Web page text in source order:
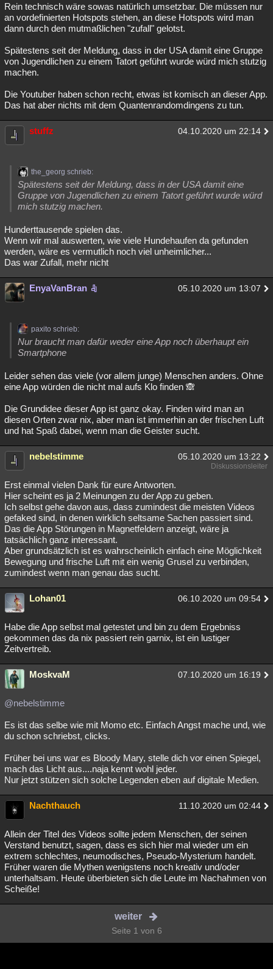
Rein technisch wäre sowas natürlich umsetzbar. Die müssen nur
an vordefinierten Hotspots stehen, an diese Hotspots wird man
dann durch den mutmaßlichen "zufall" gelotst.
Spätestens seit der Meldung, dass in der USA damit eine Gruppe
von Jugendlichen zu einem Tatort geführt wurde würd mich stutzig
machen.
Die Youtuber haben schon recht, etwas ist komisch an dieser App.
Das hat aber nichts mit dem Quantenrandomdingens zu tun.
stuffz 04.10.2020 um 22:14
the_georg schrieb:
Spätestens seit der Meldung, dass in der USA damit eine
Gruppe von Jugendlichen zu einem Tatort geführt wurde würd
mich stutzig machen.
Hunderttausende spielen das.
Wenn wir mal auswerten, wie viele Hundehaufen da gefunden
werden, wäre es vermutlich noch viel unheimlicher...
Das war Zufall, mehr nicht
EnyaVanBran 05.10.2020 um 13:07
paxito schrieb:
Nur braucht man dafür weder eine App noch überhaupt ein
Smartphone
Leider sehen das viele (vor allem junge) Menschen anders. Ohne
eine App würden die nicht mal aufs Klo finden 🙈
Die Grundidee dieser App ist ganz okay. Finden wird man an
diesen Orten zwar nix, aber man ist immerhin an der frischen Luft
und hat Spaß dabei, wenn man die Geister sucht.
nebelstimme 05.10.2020 um 13:22
Diskussionsleiter
Erst einmal vielen Dank für eure Antworten.
Hier scheint es ja 2 Meinungen zu der App zu geben.
Ich selbst gehe davon aus, dass zumindest die meisten Videos
gefaked sind, in denen wirklich seltsame Sachen passiert sind.
Das die App Störungen in Magnetfeldern anzeigt, wäre ja
tatsächlich ganz interessant.
Aber grundsätzlich ist es wahrscheinlich einfach eine Möglichkeit
Bewegung und frische Luft mit ein wenig Grusel zu verbinden,
zumindest wenn man genau das sucht.
Lohan01 06.10.2020 um 09:54
Habe die App selbst mal getestet und bin zu dem Ergebniss
gekommen das da nix passiert rein garnix, ist ein lustiger
Zeitvertreib.
MoskvaM 07.10.2020 um 16:19
@nebelstimme
Es ist das selbe wie mit Momo etc. Einfach Angst mache und, wie
du schon schriebst, clicks.
Früher bei uns war es Bloody Mary, stelle dich vor einen Spiegel,
mach das Licht aus....naja kennt wohl jeder.
Nur jetzt stützen sich solche Legenden eben auf digitale Medien.
Nachthauch 11.10.2020 um 02:44
Allein der Titel des Videos sollte jedem Menschen, der seinen
Verstand benutzt, sagen, dass es sich hier mal wieder um ein
extrem schlechtes, neumodisches, Pseudo-Mysterium handelt.
Früher waren die Mythen wenigstens noch kreativ und/oder
unterhaltsam. Heute überbieten sich die Leute im Nachahmen von
Scheiße!
weiter
Seite 1 von 6